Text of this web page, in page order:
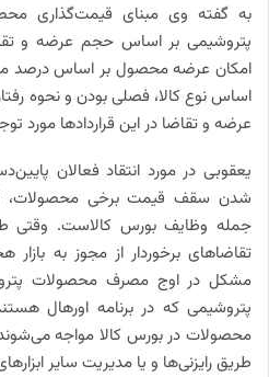
به گفته وی مبنای قیمت‌‌گذاری
پتروشیمی بر اساس حجم عرضه و
امکان عرضه محصول بر اساس درصد
اساس نوع کالا، فصلی بودن و نحوه
عرضه و تقاضا در این قراردادها مورد
یعقوبی در مورد انتقاد فعالان
شدن سقف قیمت برخی محصولات،
جمله وظایف بورس کالاست. وقتی
تقاضاهای برخوردار از مجوز به
مشکل در اوج مصرف محصولات
پتروشیمی که در برنامه اورهال
محصولات در بورس کالا مواجه
طریق رایزنی‌ها و یا مدیریت سایر